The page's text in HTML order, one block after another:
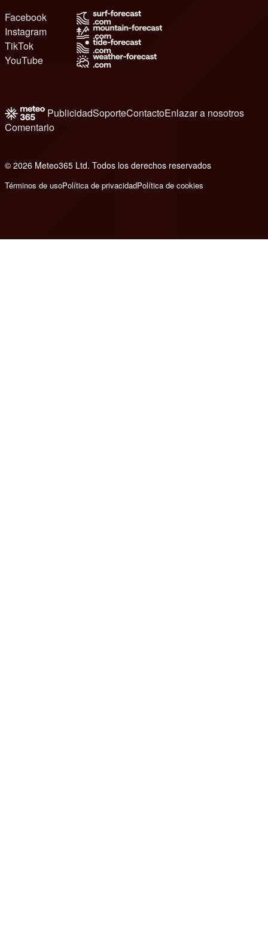
Facebook
Instagram
TikTok
YouTube
PublicidadSoporteContactoEnlazar a nosotros
Comentario
© 2026 Meteo365 Ltd. Todos los derechos reservados
Términos de usoPolítica de privacidadPolítica de cookies